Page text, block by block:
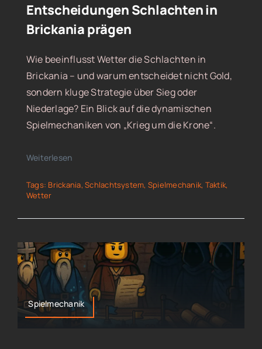
Entscheidungen Schlachten in
Brickania prägen
Wie beeinflusst Wetter die Schlachten in
Brickania – und warum entscheidet nicht Gold,
sondern kluge Strategie über Sieg oder
Niederlage? Ein Blick auf die dynamischen
Spielmechaniken von „Krieg um die Krone“.
Weiterlesen
Tags: Brickania,Schlachtsystem, Spielmechanik, Taktik,
Wetter
Spielmechanik